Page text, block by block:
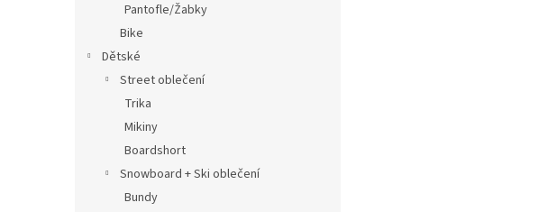
Pantofle/Žabky
Bike
Dětské
Street oblečení
Trika
Mikiny
Boardshort
Snowboard + Ski oblečení
Bundy